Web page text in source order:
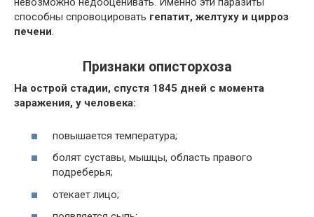
способны спровоцировать гепатит, желтуху и цирроз
печени.
Признаки описторхоза
На острой стадии, спустя 1845 дней с момента
заражения, у человека:
повышается температура;
болят суставы, мышцы, область правого
подреберья;
отекает лицо;